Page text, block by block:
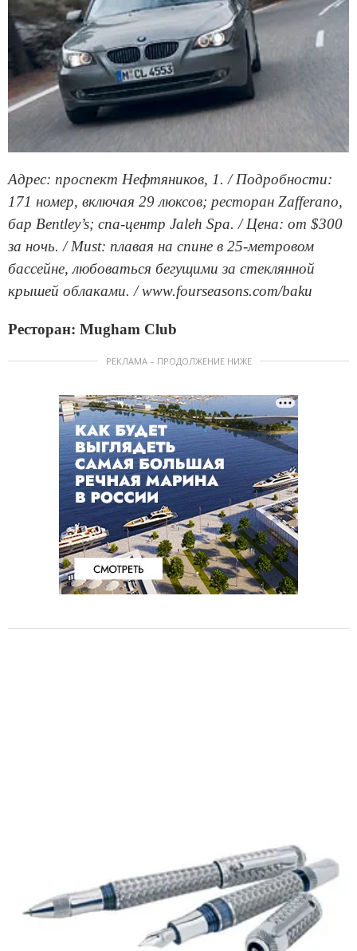
Адрес: проспект Нефтяников, 1. / Подробности:
171 номер, включая 29 люксов; ресторан Zafferano,
бар Bentley’s; спа-центр Jaleh Spa. / Цена: от $300
за ночь. / Must: плавая на спине в 25-метровом
бассейне, любоваться бегущими за стеклянной
крышей облаками. / www.fourseasons.com/baku
Ресторан: Mugham Club
РЕКЛАМА – ПРОДОЛЖЕНИЕ НИЖЕ